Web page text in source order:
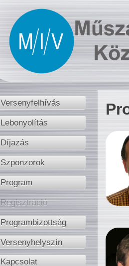
Versenyfelhívás
Lebonyolítás
Díjazás
Szponzorok
Program
Regisztráció
Programbizottság
Versenyhelyszín
Kapcsolat